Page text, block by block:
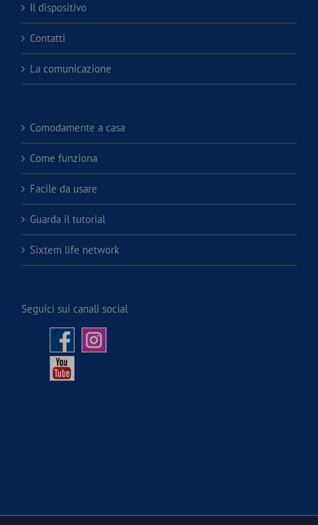
Il dispositivo
Contatti
La comunicazione
Comodamente a casa
Come funziona
Facile da usare
Guarda il tutorial
Sixtem life network
Seguici sui canali social